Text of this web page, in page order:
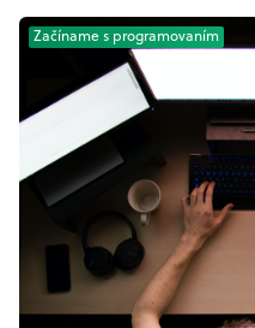
Začíname s programovaním